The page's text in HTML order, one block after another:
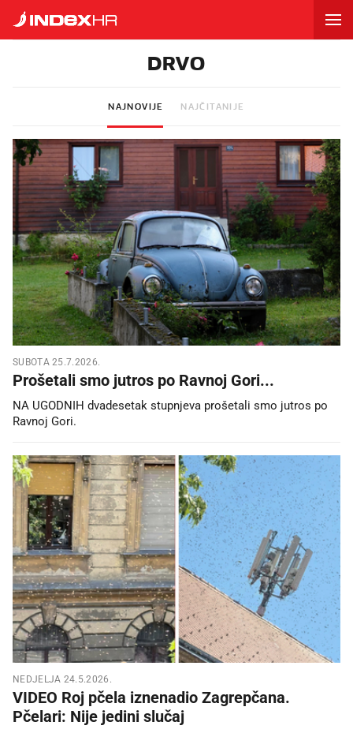
DRVO
NAJNOVIJE NAJČITANIJE
SUBOTA 25.7.2026.
Prošetali smo jutros po Ravnoj Gori...
NA UGODNIH dvadesetak stupnjeva prošetali smo jutros po
Ravnoj Gori.
NEDJELJA 24.5.2026.
VIDEO Roj pčela iznenadio Zagrepčana.
Pčelari: Nije jedini slučaj